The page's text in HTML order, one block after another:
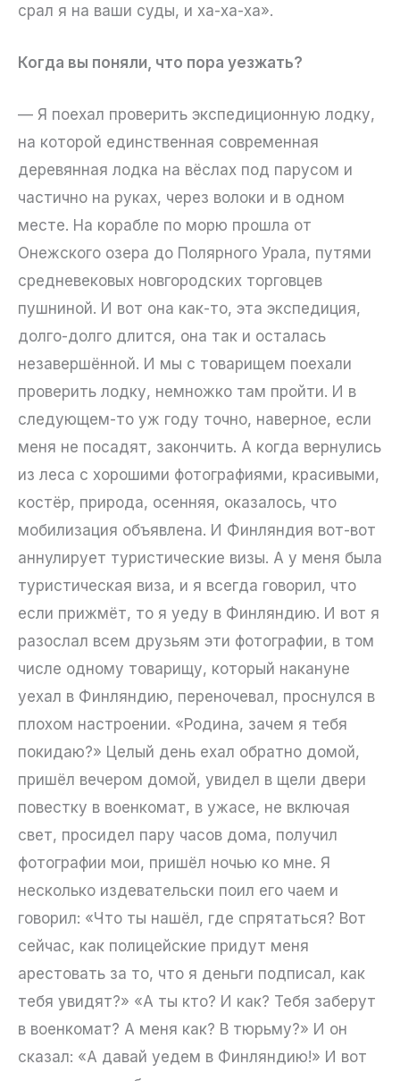
срал я на ваши суды, и ха-ха-ха».
Когда вы поняли, что пора уезжать?
— Я поехал проверить экспедиционную лодку,
на которой единственная современная
деревянная лодка на вёслах под парусом и
частично на руках, через волоки и в одном
месте. На корабле по морю прошла от
Онежского озера до Полярного Урала, путями
средневековых новгородских торговцев
пушниной. И вот она как-то, эта экспедиция,
долго-долго длится, она так и осталась
незавершённой. И мы с товарищем поехали
проверить лодку, немножко там пройти. И в
следующем-то уж году точно, наверное, если
меня не посадят, закончить. А когда вернулись
из леса с хорошими фотографиями, красивыми,
костёр, природа, осенняя, оказалось, что
мобилизация объявлена. И Финляндия вот-вот
аннулирует туристические визы. А у меня была
туристическая виза, и я всегда говорил, что
если прижмёт, то я уеду в Финляндию. И вот я
разослал всем друзьям эти фотографии, в том
числе одному товарищу, который накануне
уехал в Финляндию, переночевал, проснулся в
плохом настроении. «Родина, зачем я тебя
покидаю?» Целый день ехал обратно домой,
пришёл вечером домой, увидел в щели двери
повестку в военкомат, в ужасе, не включая
свет, просидел пару часов дома, получил
фотографии мои, пришёл ночью ко мне. Я
несколько издевательски поил его чаем и
говорил: «Что ты нашёл, где спрятаться? Вот
сейчас, как полицейские придут меня
арестовать за то, что я деньги подписал, как
тебя увидят?» «А ты кто? И как? Тебя заберут
в военкомат? А меня как? В тюрьму?» И он
сказал: «А давай уедем в Финляндию!» И вот